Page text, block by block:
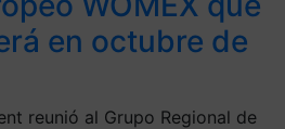
en octubre de
reunió al Grupo Regional de